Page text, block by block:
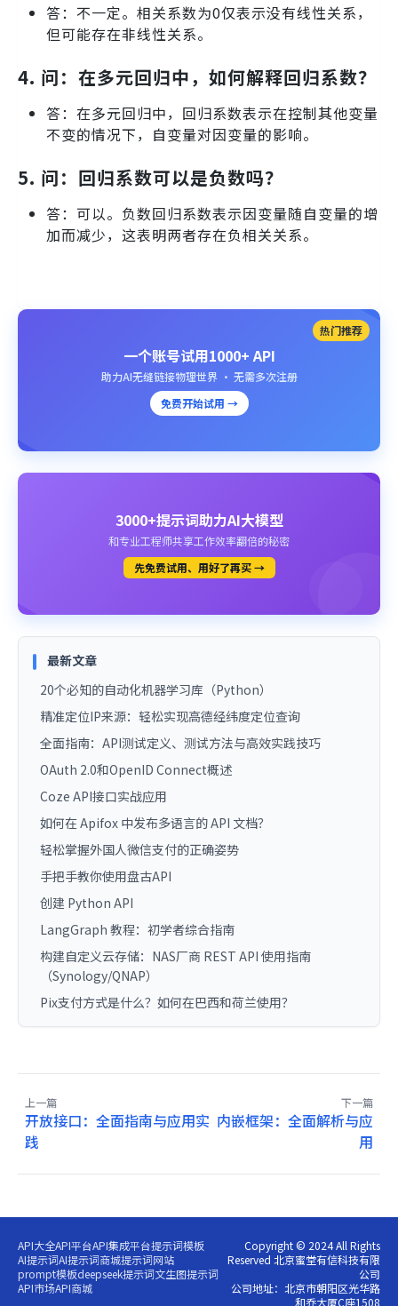
答：不一定。相关系数为0仅表示没有线性关系，
但可能存在非线性关系。
4. 问：在多元回归中，如何解释回归系数？
答：在多元回归中，回归系数表示在控制其他变量
不变的情况下，自变量对因变量的影响。
5. 问：回归系数可以是负数吗？
答：可以。负数回归系数表示因变量随自变量的增
加而减少，这表明两者存在负相关关系。
热门推荐
一个账号试用1000+ API
助力AI无缝链接物理世界 · 无需多次注册
免费开始试用 →
3000+提示词助力AI大模型
和专业工程师共享工作效率翻倍的秘密
先免费试用、用好了再买 →
最新文章
20个必知的自动化机器学习库（Python）
精准定位IP来源：轻松实现高德经纬度定位查询
全面指南：API测试定义、测试方法与高效实践技巧
OAuth 2.0和OpenID Connect概述
Coze API接口实战应用
如何在 Apifox 中发布多语言的 API 文档？
轻松掌握外国人微信支付的正确姿势
手把手教你使用盘古API
创建 Python API
LangGraph 教程：初学者综合指南
构建自定义云存储：NAS厂商 REST API 使用指南
（Synology/QNAP）
Pix支付方式是什么？如何在巴西和荷兰使用？
上一篇
开放接口：全面指南与应用实
践
下一篇
内嵌框架：全面解析与应
用
API大全API平台API集成平台提示词模板
AI提示词AI提示词商城提示词网站
prompt模板deepseek提示词文生图提示词
API市场API商城
Copyright © 2024 All Rights
Reserved 北京蜜堂有信科技有限
公司
公司地址：北京市朝阳区光华路
和乔大厦C座1508